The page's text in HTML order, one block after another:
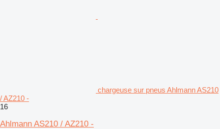
chargeuse sur pneus Ahlmann AS210
/ AZ210 -
16
Ahlmann AS210 / AZ210 -